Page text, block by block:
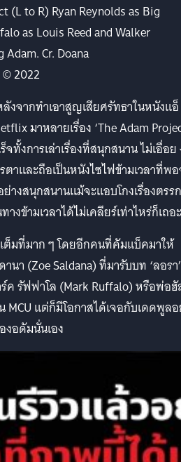
(L to R) Ryan Reynolds as Big
as Louis Reed and Walker
Adam. Cr. Doana
2022
งจากทำเอาสูญเสียศรัทธาในหนังแอ็
มาหลายเรื่อง ‘The Adam
จทั้งการเล่าเรื่องที่สนุกสนาน ไม่เอื่อย
าและถือเป็นหนังไซไฟข้ามเวลาที่พ
างสนุกสนานแม้จะแอบโกงเรื่องตรร
งข้ามเวลาได้ไม่เคลียร์เท่าไหร่ก็เถอะ
มที่มาก ๆ โดยอีกคนที่คัมแบ็คมาให้
า (Zoe Saldana) ที่มารับบท ‘ลอรา’
ค รัฟฟาโล (Mark Ruffalo) หรือพ่อ
MCU แต่ก็มีโอกาสได้เจอกับเดดพูล
งอดัมนั่นเอง